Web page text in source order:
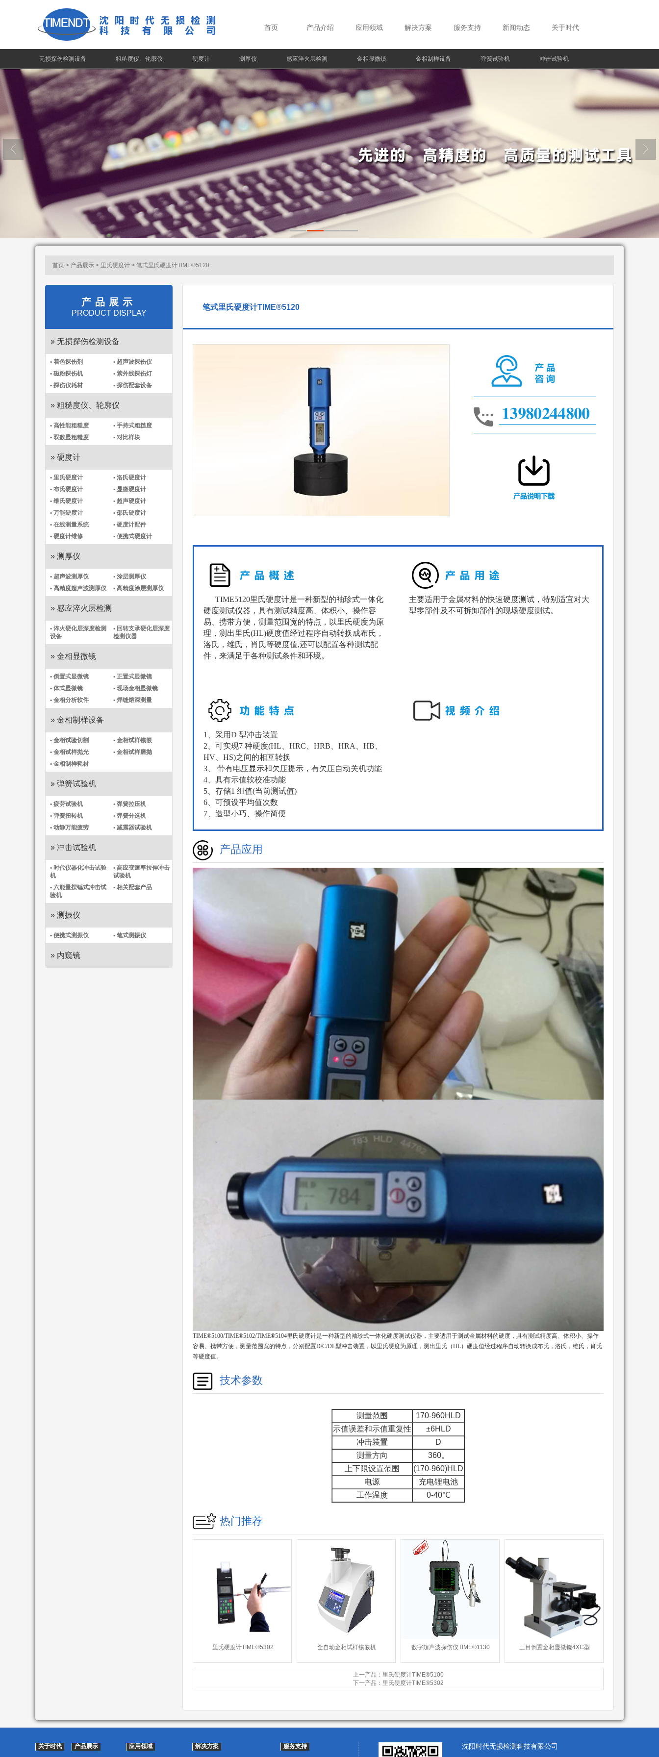
首页 产品介绍 应用领域 解决方案 服务支持 新闻动态 关于时代
无损探伤检测设备 粗糙度仪、轮廓仪 硬度计 测厚仪 感应淬火层检测 金相显微镜 金相制样设备 弹簧试验机 冲击试验机
首页 > 产品展示 > 里氏硬度计 > 笔式里氏硬度计TIME®5120
产品展示
PRODUCT DISPLAY
» 无损探伤检测设备
• 着色探伤剂
• 超声波探伤仪
• 磁粉探伤机
• 紫外线探伤灯
• 探伤仪耗材
• 探伤配套设备
» 粗糙度仪、轮廓仪
• 高性能粗糙度
• 手持式粗糙度
• 双数显粗糙度
• 对比样块
» 硬度计
• 里氏硬度计
• 洛氏硬度计
• 布氏硬度计
• 显微硬度计
• 维氏硬度计
• 超声硬度计
• 万能硬度计
• 邵氏硬度计
• 在线测量系统
• 硬度计配件
• 硬度计维修
• 便携式硬度计
» 测厚仪
• 超声波测厚仪
• 涂层测厚仪
• 高精度超声波测厚仪
• 高精度涂层测厚仪​
» 感应淬火层检测
• 淬火硬化层深度检测
设备
• 回转支承硬化层深度
检测仪器
» 金相显微镜
• 倒置式显微镜
• 正置式显微镜
• 体式显微镜
• 现场金相显微镜
• 金相分析软件
• 焊缝熔深测量
» 金相制样设备
• 金相试验切割
• 金相试样镶嵌
• 金相试样抛光
• 金相试样磨抛
• 金相制样耗材
» 弹簧试验机
• 疲劳试验机
• 弹簧拉压机
• 弹簧扭转机
• 弹簧分选机
• 动静万能疲劳
• 减震器试验机
» 冲击试验机
• 时代仪器化冲击试验
机​
• 高应变速率拉伸冲击
试验机
• 六能量摆锤式冲击试
验机
• 相关配套产品
» 测振仪
• 便携式测振仪​ • 笔式测振仪​
» 内窥镜
笔式里氏硬度计TIME®5120
TIME5120里氏硬度计是一种新型的袖珍式一体化
硬度测试仪器，具有测试精度高、体积小、操作容
易、携带方便，测量范围宽的特点，以里氏硬度为原
理，测出里氏(HL)硬度值经过程序自动转换成布氏，
洛氏，维氏，肖氏等硬度值,还可以配置各种测试配
件，来满足于各种测试条件和环境。
主要适用于金属材料的快速硬度测试，特别适宜对大
型零部件及不可拆卸部件的现场硬度测试。
1、采用D 型冲击装置
2、可实现7 种硬度(HL、HRC、HRB、HRA、HB、
HV、HS)之间的相互转换
3、 带有电压显示和欠压提示，有欠压自动关机功能
4、具有示值软校准功能
5、存储1 组值(当前测试值)
6、可预设平均值次数
7、造型小巧、操作简便
产品应用
TIME®5100/TIME®5102/TIME®5104里氏硬度计是一种新型的袖珍式一体化硬度测试仪器，主要适用于测试金属材料的硬度，具有测试精度高、体积小、操作
容易、携带方便，测量范围宽的特点，分别配置D/C/DL型冲击装置，以里氏硬度为原理，测出里氏（HL）硬度值经过程序自动转换成布氏，洛氏，维氏，肖氏
等硬度值。
技术参数
测量范围
170-960HLD
示值误差和示值重复性
±6HLD
冲击装置
D
测量方向
360。
上下限设置范围
(170-960)HLD
电源
充电锂电池
工作温度
0-40℃
热门推荐
里氏硬度计TIME®5302 全自动金相试样镶嵌机 数字超声波探伤仪TIME®1130 三目倒置金相显微镜4XC型
上一产品：里氏硬度计TIME®5100
下一产品：里氏硬度计TIME®5302
关于时代 产品展示 应用领域 解决方案 服务支持 沈阳时代无损检测科技有限公司